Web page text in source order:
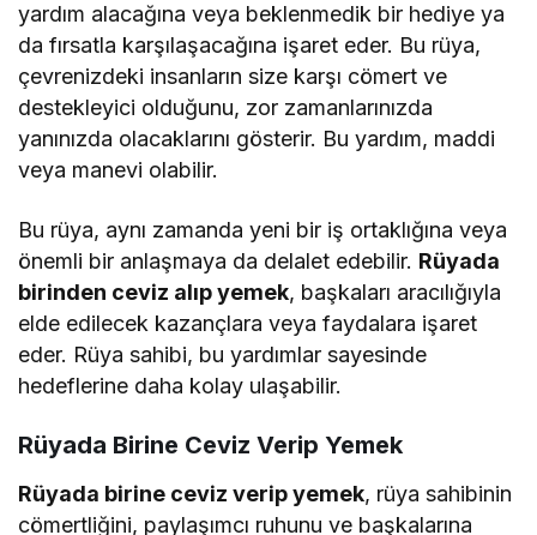
yardım alacağına veya beklenmedik bir hediye ya
da fırsatla karşılaşacağına işaret eder. Bu rüya,
çevrenizdeki insanların size karşı cömert ve
destekleyici olduğunu, zor zamanlarınızda
yanınızda olacaklarını gösterir. Bu yardım, maddi
veya manevi olabilir.
Bu rüya, aynı zamanda yeni bir iş ortaklığına veya
önemli bir anlaşmaya da delalet edebilir. Rüyada
birinden ceviz alıp yemek, başkaları aracılığıyla
elde edilecek kazançlara veya faydalara işaret
eder. Rüya sahibi, bu yardımlar sayesinde
hedeflerine daha kolay ulaşabilir.
Rüyada Birine Ceviz Verip Yemek
Rüyada birine ceviz verip yemek, rüya sahibinin
cömertliğini, paylaşımcı ruhunu ve başkalarına